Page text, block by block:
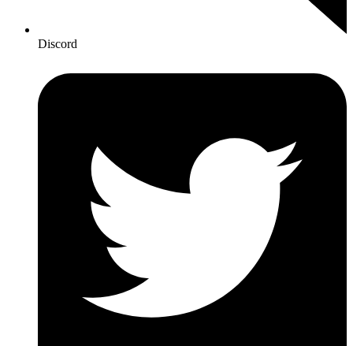
Discord